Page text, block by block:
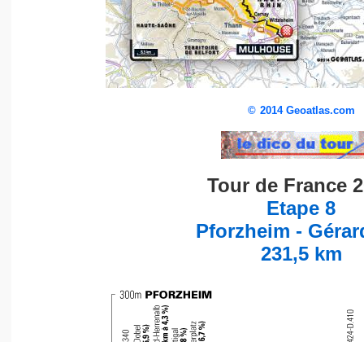
© 2014 Geoatlas.com
Tour de France
Etape 8
Pforzheim -
231,5 km